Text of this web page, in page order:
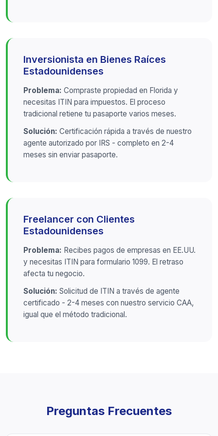
Inversionista en Bienes Raíces
Estadounidenses
Problema: Compraste propiedad en Florida y
necesitas ITIN para impuestos. El proceso
tradicional retiene tu pasaporte varios meses.
Solución: Certificación rápida a través de nuestro
agente autorizado por IRS - completo en 2-4
meses sin enviar pasaporte.
Freelancer con Clientes
Estadounidenses
Problema: Recibes pagos de empresas en EE.UU.
y necesitas ITIN para formulario 1099. El retraso
afecta tu negocio.
Solución: Solicitud de ITIN a través de agente
certificado - 2-4 meses con nuestro servicio CAA,
igual que el método tradicional.
Preguntas Frecuentes